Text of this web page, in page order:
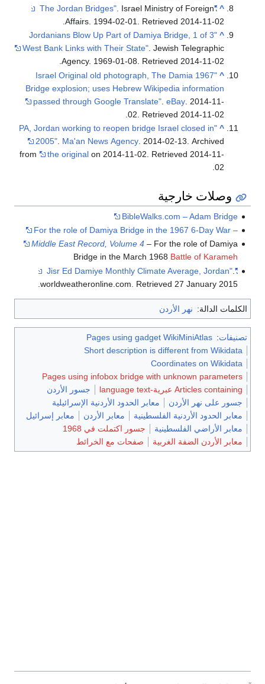
^
"The Jordan Bridges"
. Israel Ministry of Foreign
Affairs. 1994-02-01
. Retrieved 2014-11-02
.
^
"Jordanians Blow Up Part of Damiya Bridge, 1 of 3
West Bank Links with Their State" . Jewish Telegraphic
Agency. 1969-01-08 . Retrieved 2014-11-02
.
^
"1967 Israel Original old photograph, The Damia
Bridge explosion; uses Hebrew Wikipedia information
passed through Google Translate" .eBay . 2014-11-
02 . Retrieved 2014-11-02
.
^
"PA, Jordan working to reopen bridge Israel closed in
2005" Ma'an News Agency . 2014-02-13. Archived
from
the original on 2014-11-02 . Retrieved 2014-11-
02
.
وصلات خارجية
BibleWalks.com – Adam Bridge
– For the role of Damiya Bridge in the 1967 6-Day War
Middle East Record, Volume 4– For the role of Damiya
Bridge in the March 1968 Battle of Karameh
"Jisr Ed Damiye Monthly Climate Average, Jordan"
.
worldweatheronline.com . Retrieved 27 January2015
الكلمات الدالة: نهر الأردن
تصنيفات:
Pages using gadget WikiMiniAtlas
Short description is different from Wikidata
Coordinates on Wikidata
Pages using infobox bridge with unknown parameters
Articles containing عبرية-language text
جسور الأردن
جسور على نهر الأردن
معابر الحدود الأردنية الإسرائيلية
معابر الحدود الأردنية الفلسطينية
معابر الأردن
معابر إسرائيل
معابر الأراضي الفلسطينية
جسور اكتملت في 1968
معابر الأردن الضفة الغربية
صفحات مع الخرائط